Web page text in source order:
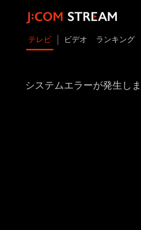
テレビ ビデオ ランキング
システムエラーが発生し